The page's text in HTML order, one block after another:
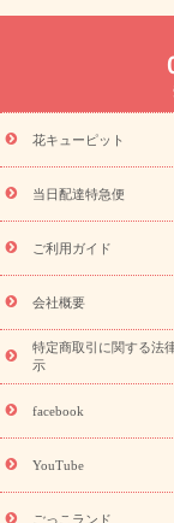
よく贈られる花
8月の誕生花(ト
お供え
ーブドフラワー
特集
お盆 花（新盆
盆・初盆）
お盆
フト
お盆・お供
レゼント特集
夏
敬老の日におく
花ギフト・プレゼン
老の日 花鉢植えの
フト・プレゼント特
ペーン
映画『ウォ
「きょう誕生日な
誕生日フラワーギフト
(トルコキキョウ)
ら探す
お祝いの
花キューピット
当日配達特急便
ご利用ガイド
会社概要
特定商取引に関する法
示
facebook
YouTube
ごっこランド